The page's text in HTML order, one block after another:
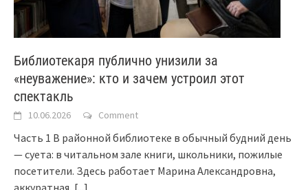
Библиотекаря публично унизили за
«неуважение»: кто и зачем устроил этот
спектакль
10.06.2026 Comment
Часть 1 В районной библиотеке в обычный будний день
— суета: в читальном зале книги, школьники, пожилые
посетители. Здесь работает Марина Александровна,